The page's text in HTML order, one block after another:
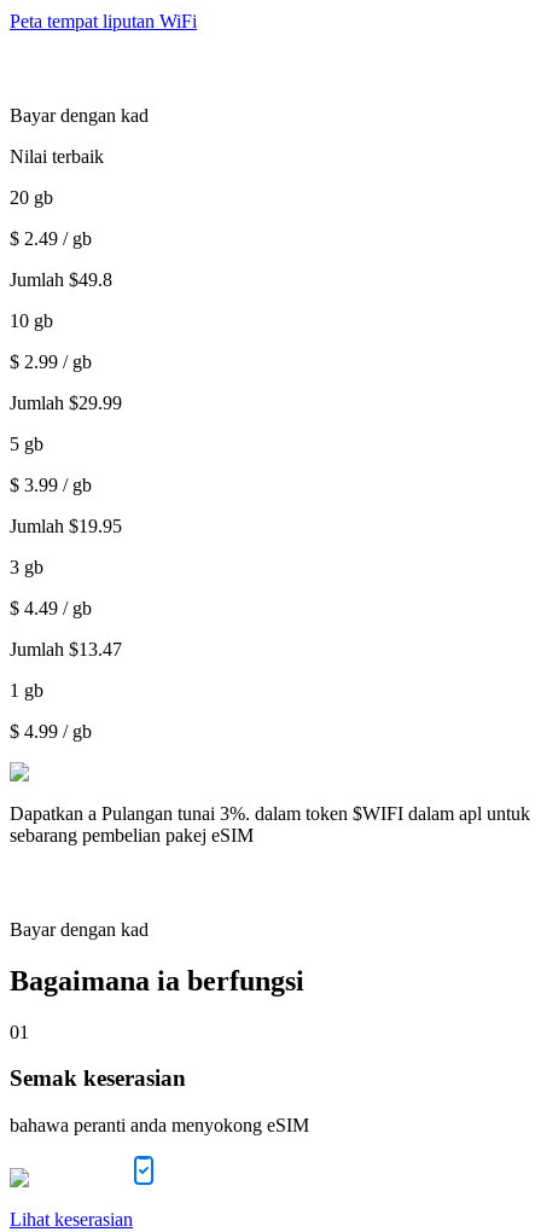
Peta tempat liputan WiFi
Bayar dengan kad
Nilai terbaik
20 gb
$ 2.49 / gb
Jumlah $49.8
10 gb
$ 2.99 / gb
Jumlah $29.99
5 gb
$ 3.99 / gb
Jumlah $19.95
3 gb
$ 4.49 / gb
Jumlah $13.47
1 gb
$ 4.99 / gb
Dapatkan a Pulangan tunai 3%. dalam token $WIFI dalam apl untuk
sebarang pembelian pakej eSIM
Bayar dengan kad
Bagaimana ia berfungsi
01
Semak keserasian
bahawa peranti anda menyokong eSIM
Lihat keserasian